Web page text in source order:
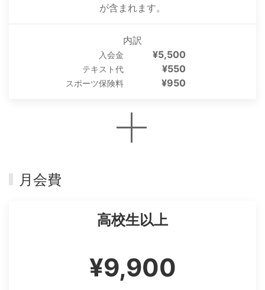
が含まれます。
内訳
入会金 ¥5,500
テキスト代 ¥550
スポーツ保険料 ¥950
月会費
高校生以上
¥9,900